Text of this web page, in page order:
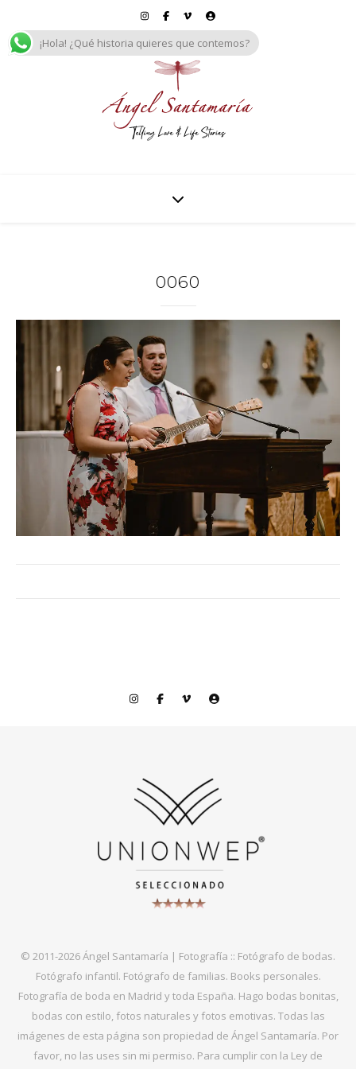
0060
© 2011-2026 Ángel Santamaría | Fotografía :: Fotógrafo de bodas.
Fotógrafo infantil. Fotógrafo de familias. Books personales.
Fotografía de boda en Madrid y toda España. Hago bodas bonitas,
bodas con estilo, fotos naturales y fotos emotivas. Todas las
imágenes de esta página son propiedad de Ángel Santamaría. Por
favor, no las uses sin mi permiso. Para cumplir con la Ley de
¡Hola! ¿Qué historia quieres que contemos?